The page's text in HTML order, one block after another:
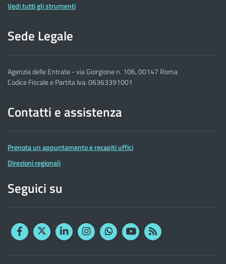
Vedi tutti gli strumenti
Sede Legale
Agenzia delle Entrate - via Giorgione n. 106, 00147 Roma
Codice Fiscale e Partita Iva: 06363391001
Contatti e assistenza
Prenota un appuntamento e recapiti uffici
Direzioni regionali
Seguici su
FacebookTwitterLinkedinInstagram
YouTubeRSS